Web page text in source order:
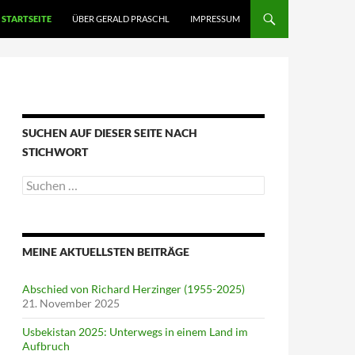
STARTSEITE ÜBER GERALD PRASCHL IMPRESSUM
SUCHEN AUF DIESER SEITE NACH
STICHWORT
Suche
nach:
MEINE AKTUELLSTEN BEITRÄGE
Abschied von Richard Herzinger (1955-2025)
21. November 2025
Usbekistan 2025: Unterwegs in einem Land im
Aufbruch